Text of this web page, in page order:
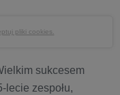
pliki cookies.
sukcesem
lecie zespołu,